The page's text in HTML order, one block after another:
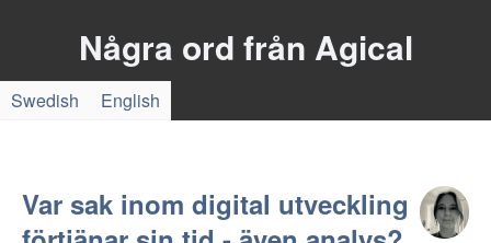
Några ord från Agical
Swedish English
Var sak inom digital utveckling